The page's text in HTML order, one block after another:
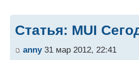
Статья: MUI
anny31 мар 2012, 22:41